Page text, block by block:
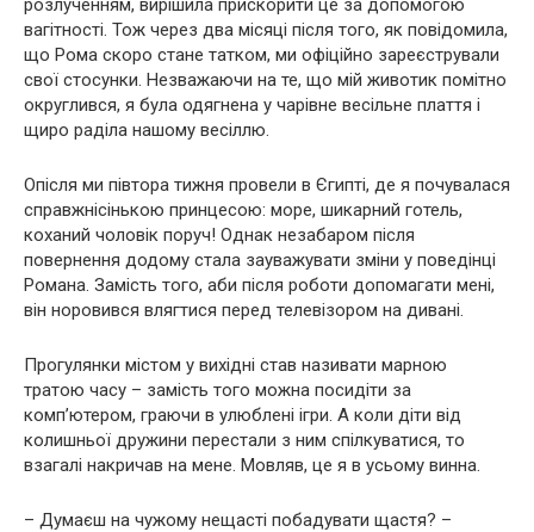
розлученням, вирішила прискорити це за допомогою
вагiтності. Тож через два місяці після того, як повідомила,
що Рома скоро стане татком, ми офіційно зареєстрували
свої стосунки. Незважаючи на те, що мій животик помітно
округлився, я була одягнена у чарівне весільне плаття і
щиро раділа нашому весіллю.
Опісля ми півтора тижня провели в Єгипті, де я почувалася
справжнісінькою принцесою: море, шикарний готель,
коханий чоловік поруч! Однак незабаром після
повернення додому стала зауважувати зміни у поведінці
Романа. Замість того, аби після роботи допомагати мені,
він норовився влягтися перед телевізором на дивані.
Прогулянки містом у вихідні став називати марною
тратою часу – замість того можна посидіти за
комп’ютером, граючи в улюблені ігри. А коли діти від
колишньої дружини перестали з ним спілкуватися, то
взагалі накричав на мене. Мовляв, це я в усьому винна.
– Думаєш на чужому нещасті побадувати щастя? –